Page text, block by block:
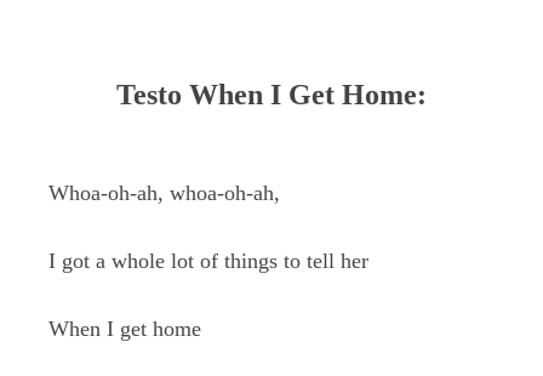
Testo When I Get Home:
Whoa-oh-ah, whoa-oh-ah,
I got a whole lot of things to tell her
When I get home